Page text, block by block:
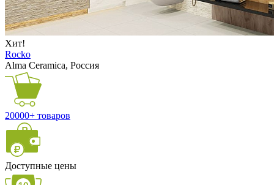
Хит!
Rocko
Alma Ceramica, Россия
20000+ товаров
Доступные цены